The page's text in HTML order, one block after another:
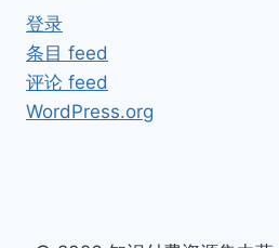
登录
条目 feed
评论 feed
WordPress.org